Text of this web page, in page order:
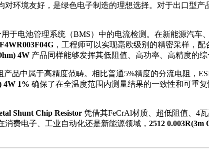
环境友好，是绿色电子制造的理想选择。对于出口型产
于电池管理系统（BMS）中的电流检测。在新能源汽
，工程师可以实现毫欧级别的精密采样，
4W 产品同样能够发挥其低阻值、高功率、高精度的
产品中属于高精度范畴。相比普通5%精度的分流电阻，
4W 1% 确保了在全温度范围内测量结果的一致性和可重
Shunt Chip Resistor 凭借其FeCrAl材质、超低阻值、4
费电子、工业自动化还是新能源领域， 2512 0.003R(3m